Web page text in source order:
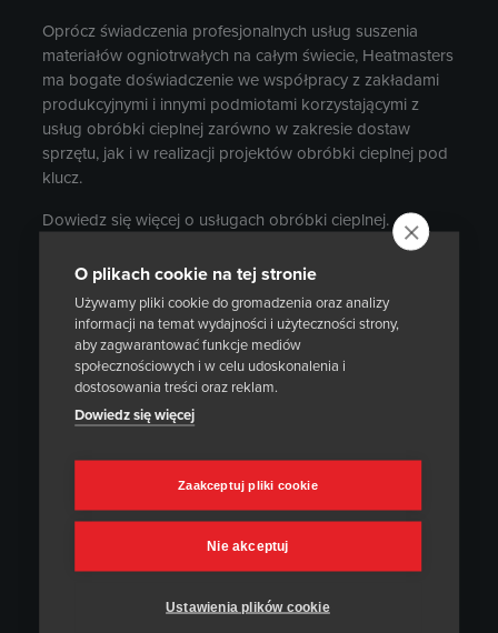
O plikach cookie na tej stronie
Używamy pliki cookie do gromadzenia oraz analizy
informacji na temat wydajności i użyteczności strony,
aby zagwarantować funkcje mediów
społecznościowych i w celu udoskonalenia i
dostosowania treści oraz reklam.
Dowiedz się więcej
Zaakceptuj pliki cookie
Nie akceptuj
Ustawienia plików cookie
Oprócz świadczenia profesjonalnych usług suszenia
materiałów ogniotrwałych na całym świecie, Heatmasters
ma bogate doświadczenie we współpracy z zakładami
produkcyjnymi i innymi podmiotami korzystającymi z
usług obróbki cieplnej zarówno w zakresie dostaw
sprzętu, jak i w realizacji projektów obróbki cieplnej pod
klucz.
Dowiedz się więcej o usługach obróbki cieplnej.
Heatmasters Services
Contact Us
Heatmasters Equipment
Aby dowiedzieć się więcej na temat firmy